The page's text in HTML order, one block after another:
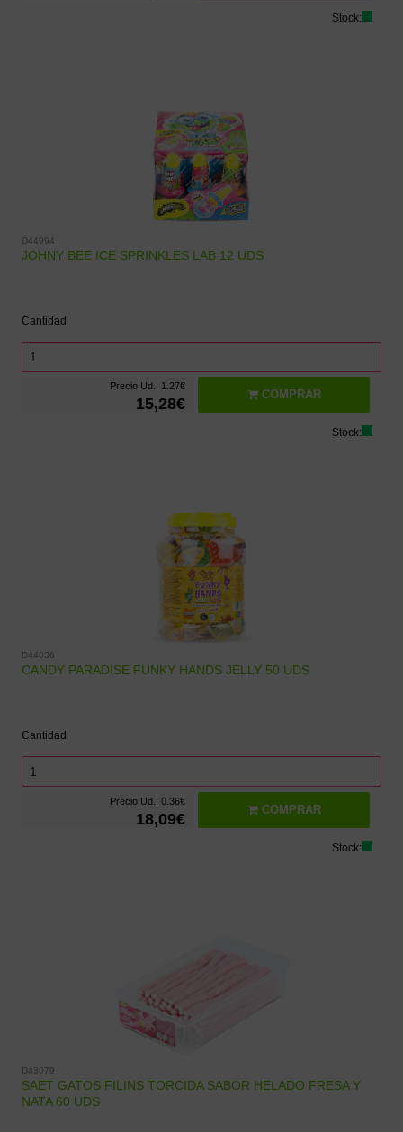
Stock:
D44994
JOHNY BEE ICE SPRINKLES LAB 12 UDS
Cantidad
Precio Ud.: 1.27€
15,28€
COMPRAR
Stock:
D44036
CANDY PARADISE FUNKY HANDS JELLY 50 UDS
Cantidad
Precio Ud.: 0.36€
18,09€
COMPRAR
Stock:
D43079
SAET GATOS FILINS TORCIDA SABOR HELADO FRESA Y
NATA 60 UDS